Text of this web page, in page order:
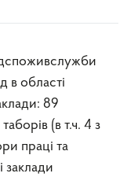
в області
89
(в т.ч. 4 з
праці та
заклади